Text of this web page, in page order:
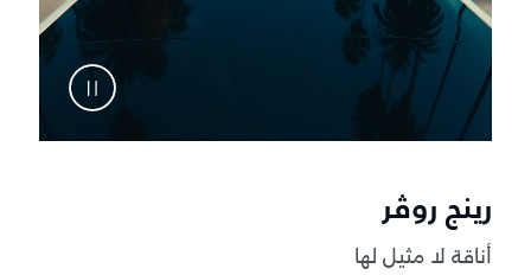
رينج روڤر
أناقة لا مثيل لها